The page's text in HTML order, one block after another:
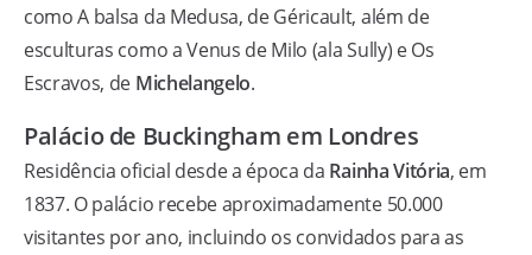
como A balsa da Medusa, de Géricault, além de
esculturas como a Venus de Milo (ala Sully) e Os
Escravos, de Michelangelo.
Palácio de Buckingham em Londres
Residência oficial desde a época da Rainha Vitória, em
1837. O palácio recebe aproximadamente 50.000
visitantes por ano, incluindo os convidados para as